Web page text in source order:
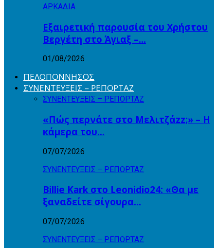
ΑΡΚΑΔΙΑ
Εξαιρετική παρουσία του Χρήστου
Βεργέτη στο Άγιαξ –…
01/08/2026
ΠΕΛΟΠΟΝΝΗΣΟΣ
ΣΥΝΕΝΤΕΥΞΕΙΣ – ΡΕΠΟΡΤΑΖ
ΣΥΝΕΝΤΕΥΞΕΙΣ – ΡΕΠΟΡΤΑΖ
«Πώς περνάτε στο Μελιτζάzz;» – Η
κάμερα του…
07/07/2026
ΣΥΝΕΝΤΕΥΞΕΙΣ – ΡΕΠΟΡΤΑΖ
Billie Kark στο Leonidio24: «Θα με
ξαναδείτε σίγουρα…
07/07/2026
ΣΥΝΕΝΤΕΥΞΕΙΣ – ΡΕΠΟΡΤΑΖ